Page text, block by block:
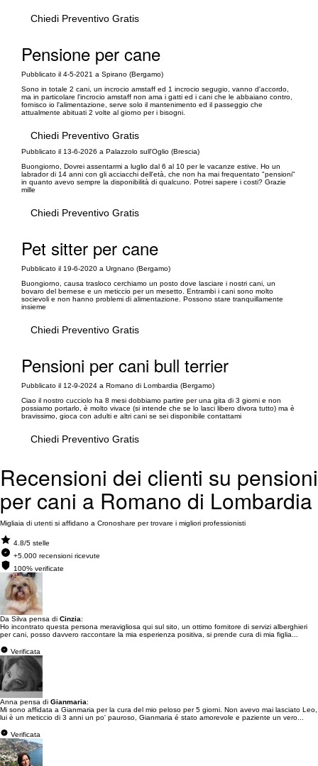
Chiedi Preventivo Gratis
Pensione per cane
Pubblicato il 4-5-2021 a Spirano (Bergamo)
Sono in totale 2 cani, un incrocio amstaff ed 1 incrocio segugio, vanno d'accordo,
ma in particolare l'incrocio amstaff non ama i gatti ed i cani che le abbaiano contro,
fornisco io l'alimentazione, serve solo il mantenimento ed il passeggio che
attualmente abituati 2 volte al giorno per i bisogni.
Chiedi Preventivo Gratis
Pubblicato il 13-6-2026 a Palazzolo sull'Oglio (Brescia)
Buongiorno, Dovrei assentarmi a luglio dal 6 al 10 per le vacanze estive. Ho un
labrador di 14 anni con gli acciacchi dell'età, che non ha mai frequentato "pensioni"
in quanto avevo sempre la disponibilità di qualcuno. Potrei sapere i costi? Grazie
mille
Chiedi Preventivo Gratis
Pet sitter per cane
Pubblicato il 19-6-2020 a Urgnano (Bergamo)
Buongiorno, causa trasloco cerchiamo un posto dove lasciare i nostri cani, un
bovaro del bernese e un meticcio per un mesetto. Entrambi i cani sono molto
socievoli e non hanno problemi di alimentazione. Possono stare tranquillamente
insieme
Chiedi Preventivo Gratis
Pensioni per cani bull terrier
Pubblicato il 12-9-2024 a Romano di Lombardia (Bergamo)
Ciao il nostro cucciolo ha 8 mesi dobbiamo partire per una gita di 3 giorni e non
possiamo portarlo, è molto vivace (si intende che se lo lasci libero divora tutto) ma è
bravissimo, gioca con adulti e altri cani se sei disponibile contattami
Chiedi Preventivo Gratis
Recensioni dei clienti su pensioni
per cani a Romano di Lombardia
Migliaia di utenti si affidano a Cronoshare per trovare i migliori professionisti
4.8/5 stelle
+5.000 recensioni ricevute
100% verificate
Da Silva pensa di Cinzia:
Ho incontrato questa persona meravigliosa qui sul sito, un ottimo fornitore di servizi alberghieri
per cani, posso davvero raccontare la mia esperienza positiva, si prende cura di mia figlia...
Verificata
Anna pensa di Gianmaria:
Mi sono affidata a Gianmaria per la cura del mio peloso per 5 giorni. Non avevo mai lasciato Leo,
lui è un meticcio di 3 anni un po' pauroso, Gianmaria é stato amorevole e paziente un vero...
Verificata